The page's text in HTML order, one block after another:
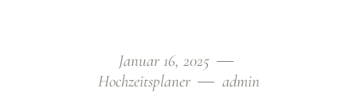
Januar 16, 2025
Hochzeitsplaner
admin